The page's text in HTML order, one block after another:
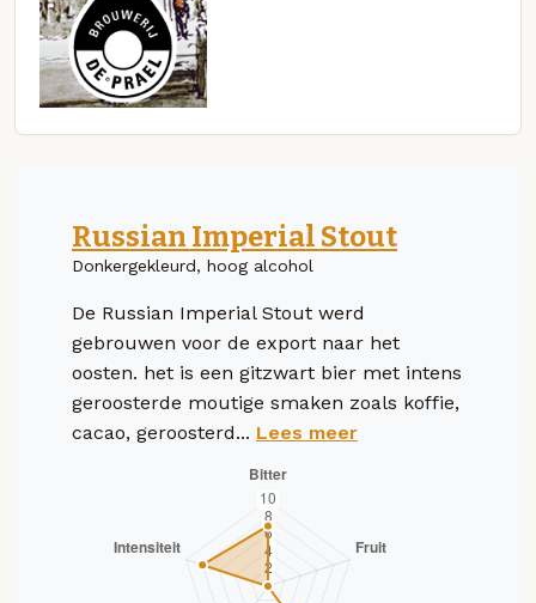
Russian Imperial Stout
Donkergekleurd, hoog alcohol
De Russian Imperial Stout werd
gebrouwen voor de export naar het
oosten. het is een gitzwart bier met intens
geroosterde moutige smaken zoals koffie,
cacao, geroosterd... Lees meer